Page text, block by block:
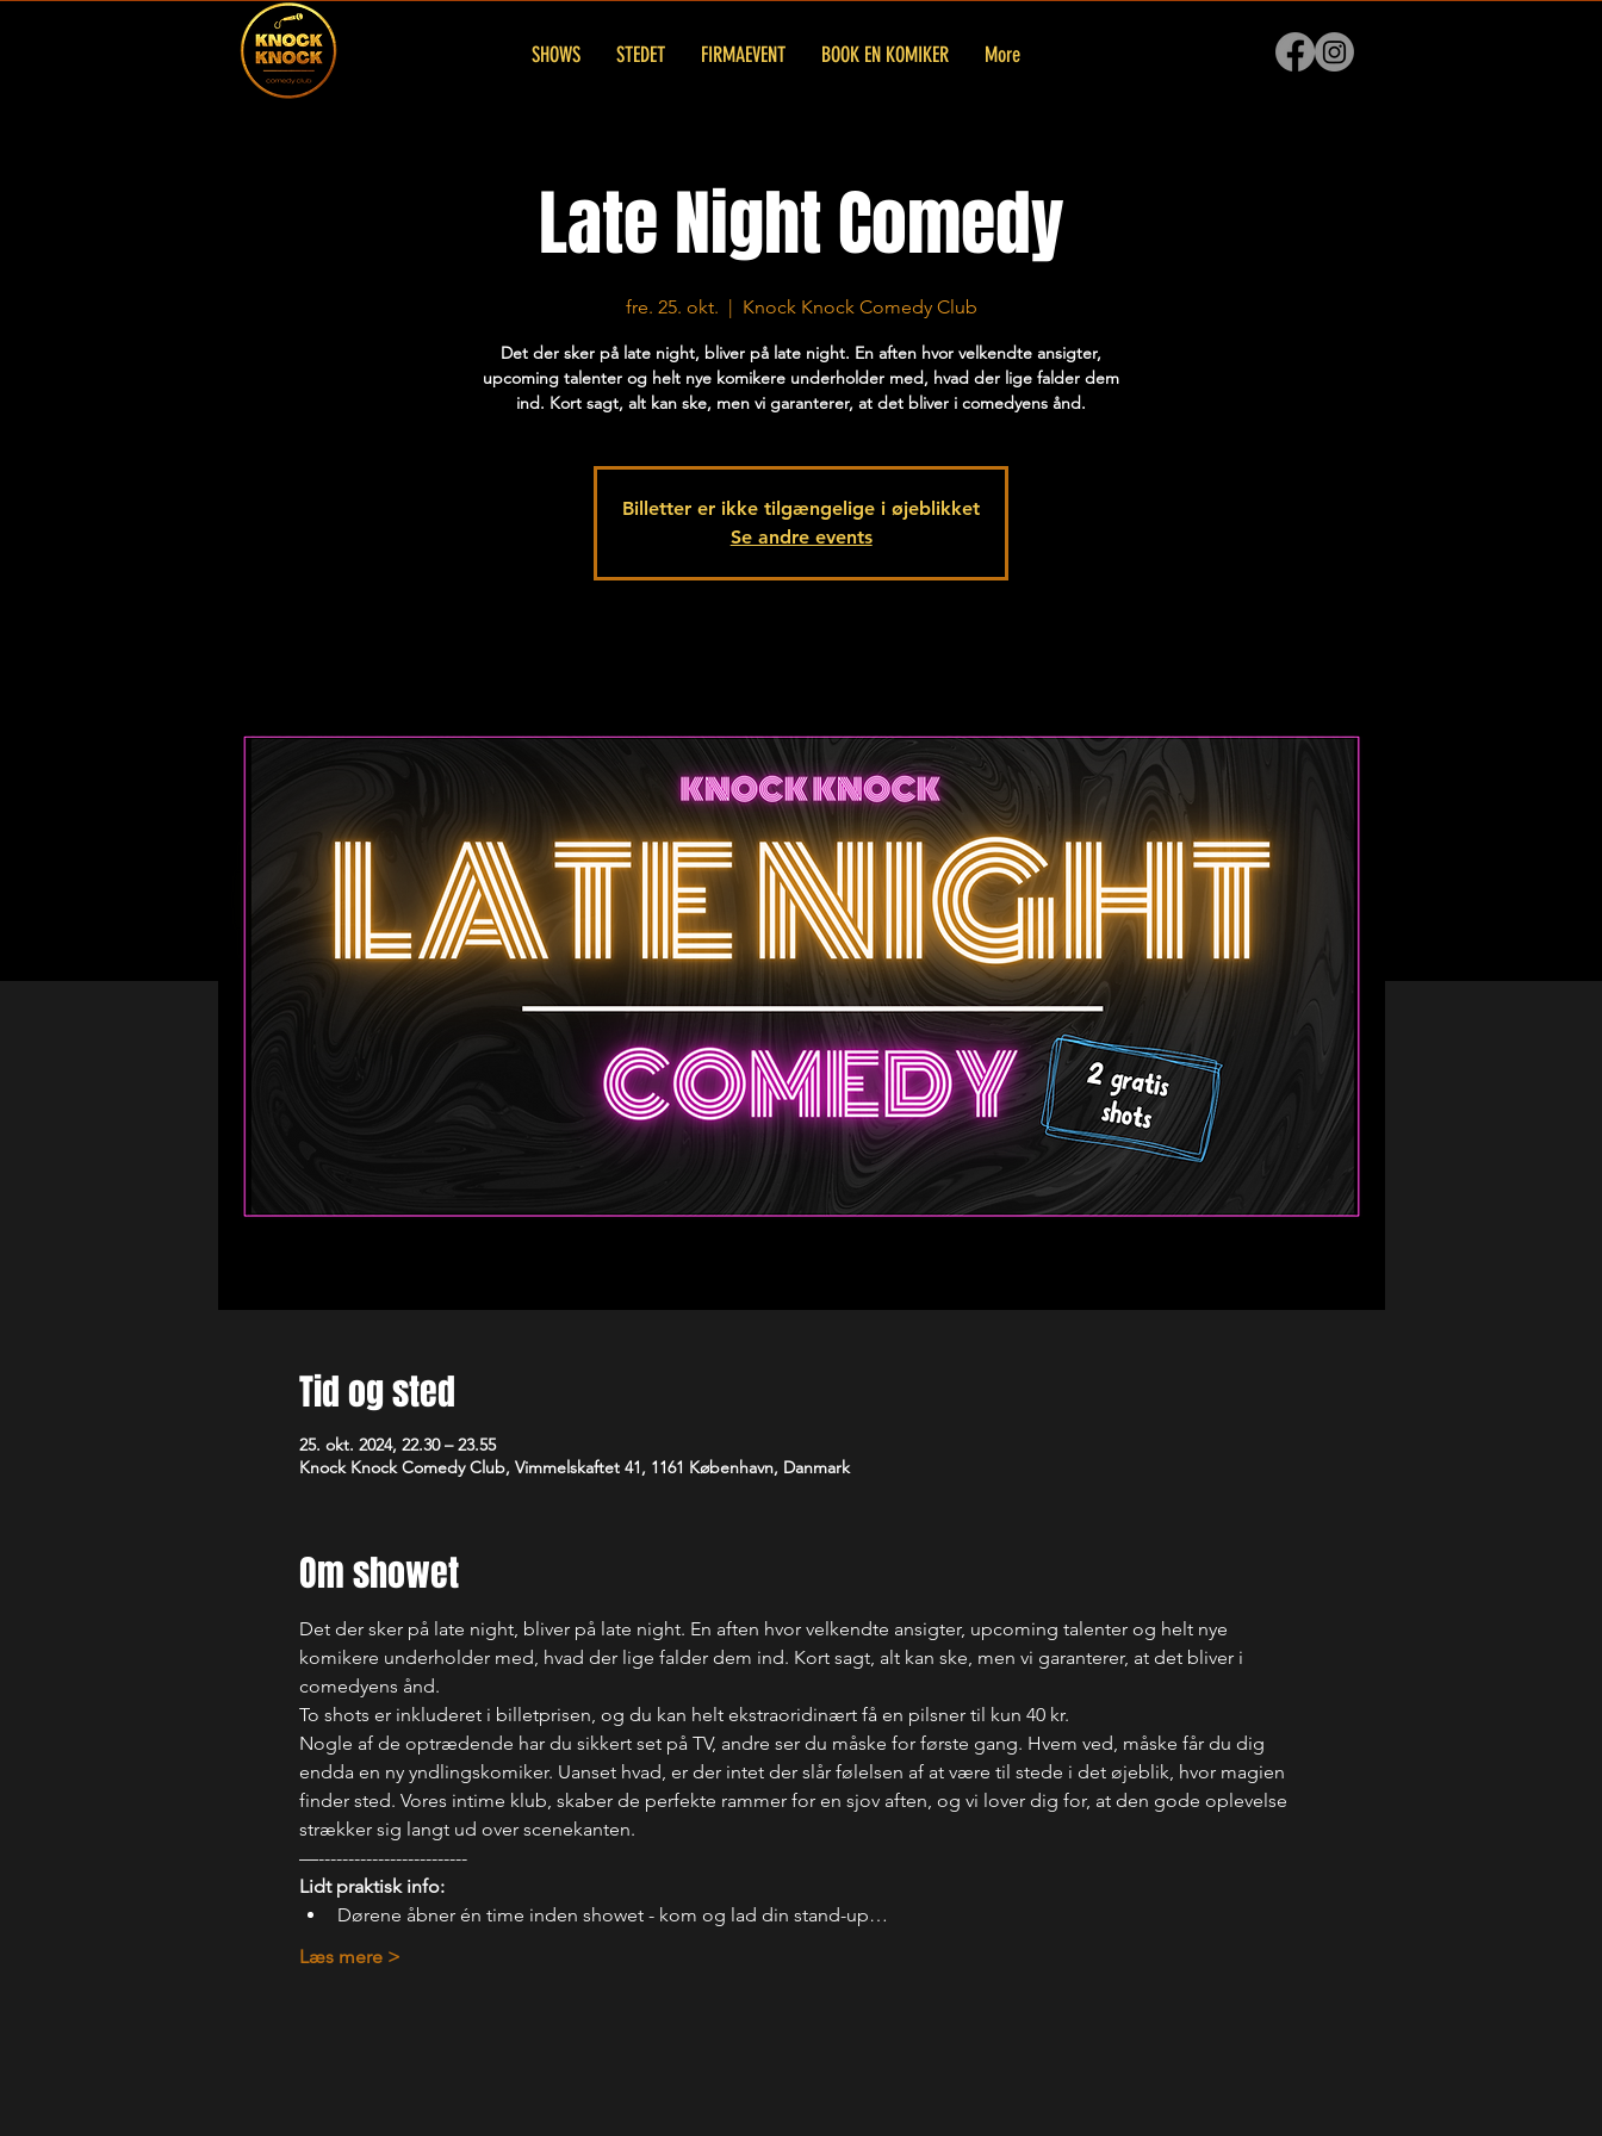
SHOWS STEDET FIRMAEVENT BOOK EN KOMIKER More
Late Night Comedy
fre. 25. okt.
  |
Knock Knock Comedy Club
Det der sker på late night, bliver på late night. En aften hvor velkendte ansigter,
upcoming talenter og helt nye komikere underholder med, hvad der lige falder dem
ind. Kort sagt, alt kan ske, men vi garanterer, at det bliver i comedyens ånd.
Billetter er ikke tilgængelige i øjeblikket
Se andre events
Tid og sted
25. okt. 2024, 22.30 – 23.55
Knock Knock Comedy Club, Vimmelskaftet 41, 1161 København, Danmark
Om showet
Det der sker på late night, bliver på late night. En aften hvor velkendte ansigter, upcoming talenter og helt nye
komikere underholder med, hvad der lige falder dem ind. Kort sagt, alt kan ske, men vi garanterer, at det bliver i
comedyens ånd.
To shots er inkluderet i billetprisen, og du kan helt ekstraoridinært få en pilsner til kun 40 kr.
Nogle af de optrædende har du sikkert set på TV, andre ser du måske for første gang. Hvem ved, måske får du dig
endda en ny yndlingskomiker. Uanset hvad, er der intet der slår følelsen af at være til stede i det øjeblik, hvor magien
finder sted. Vores intime klub, skaber de perfekte rammer for en sjov aften, og vi lover dig for, at den gode oplevelse
strækker sig langt ud over scenekanten.
—-------------------------
Lidt praktisk info:
Dørene åbner én time inden showet - kom og lad din stand-up…
Læs mere >